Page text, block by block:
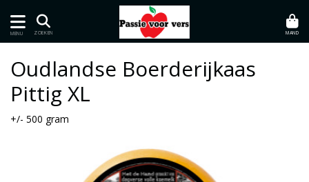
MENU ZOEKEN MAND
Oudlandse Boerderijkaas
Pittig XL
+/- 500 gram